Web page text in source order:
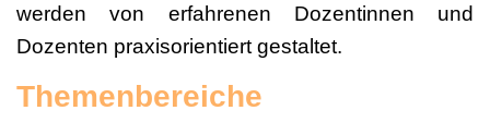
werden von erfahrenen Dozentinnen und
Dozenten praxisorientiert gestaltet.
Themenbereiche